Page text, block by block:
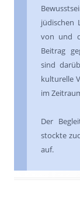
jüdischen
von und
Beitrag
sind
kulturelle
im
Der
stockte
auf.